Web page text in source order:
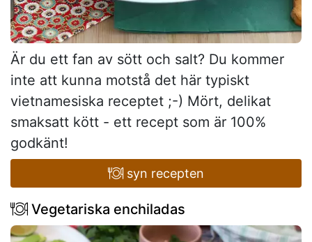
Är du ett fan av sött och salt? Du kommer
inte att kunna motstå det här typiskt
vietnamesiska receptet ;-) Mört, delikat
smaksatt kött - ett recept som är 100%
godkänt!
syn recepten
Vegetariska enchiladas